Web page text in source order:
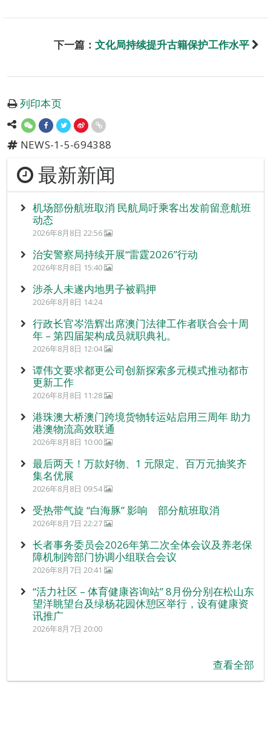
下一篇： 文化局持续提升古籍保护工作水平
列印本页
NEWS-1-5-694388
最新新闻
机场部份航班取消 民航局吁乘客出发前留意航班
动态
2026年8月8日 22:56
治安警察局持续开展“雷霆2026”行动
2026年8月8日 15:40
涉杀人未遂内地男子被羁押
2026年8月8日 14:24
行政长官岑浩辉出席澳门法律工作者联合会十周
年 – 第四届架构成员就职典礼。
2026年8月8日 12:04
谭伟文要求都更公司创新探索多元模式推动都市
更新工作
2026年8月8日 11:28
港珠澳大桥澳门跨境货物转运站启用三周年 助力
港澳物流高效联通
2026年8月8日 10:00
最后两天！万款好物、1 元限定、百万元抽奖齐
集名优展
2026年8月8日 09:54
受热带气旋 “白海豚” 影响 部分航班取消
2026年8月7日 22:27
长者事务委员会2026年第二次全体会议及养老保
障机制跨部门协调小组联合会议
2026年8月7日 20:41
“活力社区 – 体育健康咨询站” 8月份分别在松山东
望洋眺望台及绿杨花园休憩区举行，设有健康资
讯推广
2026年8月7日 20:00
查看全部